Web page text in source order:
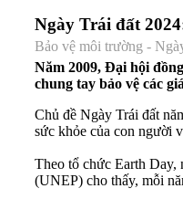
Ngày Trái đất
Bảo vệ môi trường -
Năm 2009, Đại hội
chung tay bảo vệ các
Chủ đề Ngày Trái đất
sức khỏe của con người
Theo tổ chức Earth Day,
(UNEP) cho thấy, mỗi